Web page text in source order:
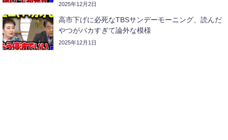
2025年12月2日
高市下げに必死なTBSサンデーモーニング、読んだ
やつがバカすぎて論外な模様
2025年12月1日